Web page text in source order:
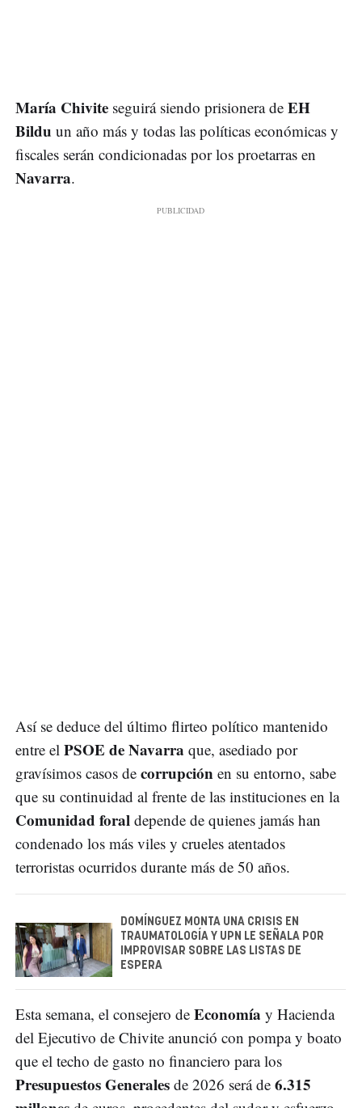
María Chivite seguirá siendo prisionera de EH
Bildu un año más y todas las políticas económicas y
fiscales serán condicionadas por los proetarras en
Navarra.
Así se deduce del último flirteo político mantenido
entre el PSOE de Navarra que, asediado por
gravísimos casos de corrupción en su entorno, sabe
que su continuidad al frente de las instituciones en la
Comunidad foral depende de quienes jamás han
condenado los más viles y crueles atentados
terroristas ocurridos durante más de 50 años.
DOMÍNGUEZ MONTA UNA CRISIS EN
TRAUMATOLOGÍA Y UPN LE SEÑALA POR
IMPROVISAR SOBRE LAS LISTAS DE
ESPERA
Esta semana, el consejero de Economía y Hacienda
del Ejecutivo de Chivite anunció con pompa y boato
que el techo de gasto no financiero para los
Presupuestos Generales de 2026 será de 6.315